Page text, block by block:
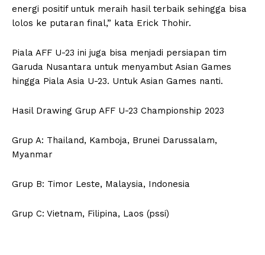
energi positif untuk meraih hasil terbaik sehingga bisa
lolos ke putaran final,” kata Erick Thohir.
Piala AFF U-23 ini juga bisa menjadi persiapan tim
Garuda Nusantara untuk menyambut Asian Games
hingga Piala Asia U-23. Untuk Asian Games nanti.
Hasil Drawing Grup AFF U-23 Championship 2023
Grup A: Thailand, Kamboja, Brunei Darussalam,
Myanmar
Grup B: Timor Leste, Malaysia, Indonesia
Grup C: Vietnam, Filipina, Laos (pssi)